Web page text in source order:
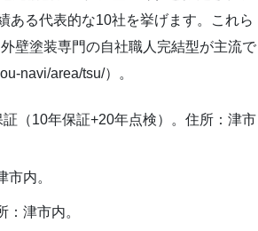
ある代表的な10社を挙げます。これら
壁塗装専門の自社職人完結型が主流で
navi/area/tsu/）。
（10年保証+20年点検）。住所：津市
内。
津市内。